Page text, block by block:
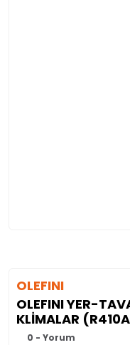
OLEFINI
OLEFINI YER-
KLİMALAR
0 - Yorum